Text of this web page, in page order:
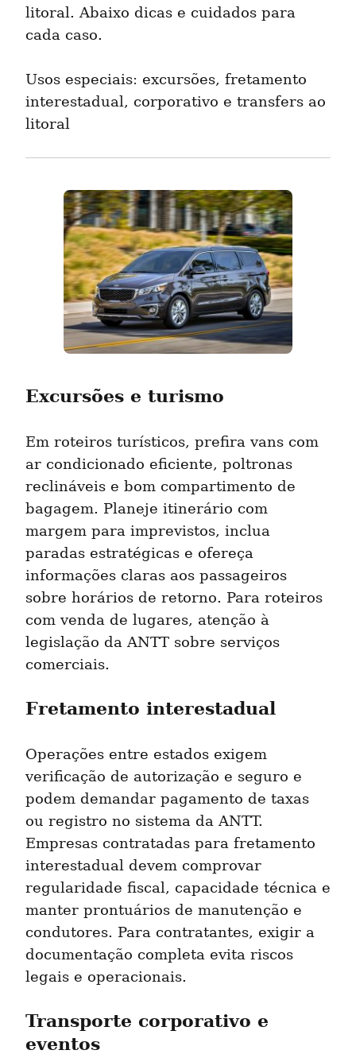
litoral. Abaixo dicas e cuidados para
cada caso.
Usos especiais: excursões, fretamento
interestadual, corporativo e transfers ao
litoral
Excursões e turismo
Em roteiros turísticos, prefira vans com
ar condicionado eficiente, poltronas
reclináveis e bom compartimento de
bagagem. Planeje itinerário com
margem para imprevistos, inclua
paradas estratégicas e ofereça
informações claras aos passageiros
sobre horários de retorno. Para roteiros
com venda de lugares, atenção à
legislação da ANTT sobre serviços
comerciais.
Fretamento interestadual
Operações entre estados exigem
verificação de autorização e seguro e
podem demandar pagamento de taxas
ou registro no sistema da ANTT.
Empresas contratadas para fretamento
interestadual devem comprovar
regularidade fiscal, capacidade técnica e
manter prontuários de manutenção e
condutores. Para contratantes, exigir a
documentação completa evita riscos
legais e operacionais.
Transporte corporativo e
eventos